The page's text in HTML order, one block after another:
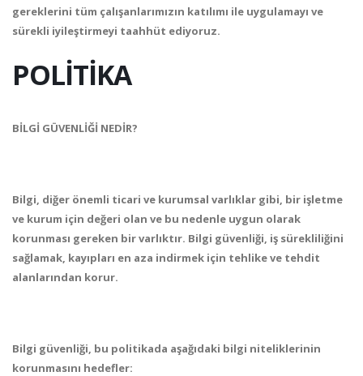
gereklerini tüm çalışanlarımızın katılımı ile uygulamayı ve
sürekli iyileştirmeyi taahhüt ediyoruz.
POLİTİKA
BİLGİ GÜVENLİĞİ NEDİR?
Bilgi, diğer önemli ticari ve kurumsal varlıklar gibi, bir işletme
ve kurum için değeri olan ve bu nedenle uygun olarak
korunması gereken bir varlıktır. Bilgi güvenliği, iş sürekliliğini
sağlamak, kayıpları en aza indirmek için tehlike ve tehdit
alanlarından korur.
Bilgi güvenliği, bu politikada aşağıdaki bilgi niteliklerinin
korunmasını hedefler: